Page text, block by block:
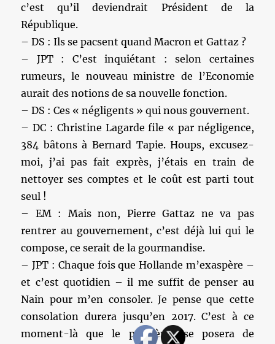
c’est qu’il deviendrait Président de la
République.
– DS : Ils se pacsent quand Macron et Gattaz ?
– JPT : C’est inquiétant : selon certaines
rumeurs, le nouveau ministre de l’Economie
aurait des notions de sa nouvelle fonction.
– DS : Ces « négligents » qui nous gouvernent.
– DC : Christine Lagarde file « par négligence,
384 bâtons à Bernard Tapie. Houps, excusez-
moi, j’ai pas fait exprès, j’étais en train de
nettoyer ses comptes et le coût est parti tout
seul !
– EM : Mais non, Pierre Gattaz ne va pas
rentrer au gouvernement, c’est déjà lui qui le
compose, ce serait de la gourmandise.
– JPT : Chaque fois que Hollande m’exaspère –
et c’est quotidien – il me suffit de penser au
Nain pour m’en consoler. Je pense que cette
consolation durera jusqu’en 2017. C’est à ce
moment-là que le problème se posera de